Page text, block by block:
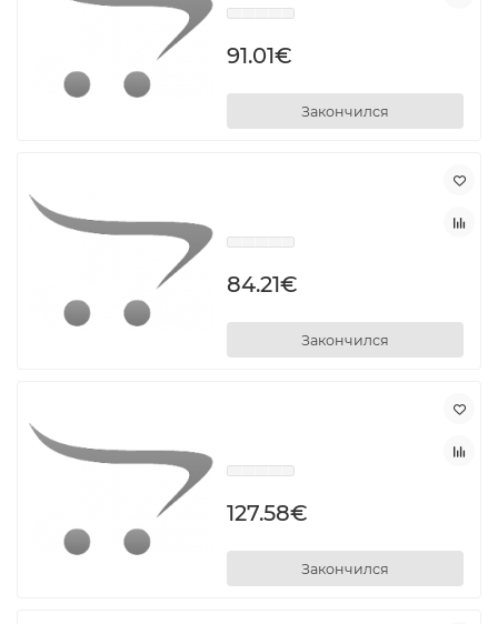
91.01€
Закончился
84.21€
Закончился
127.58€
Закончился